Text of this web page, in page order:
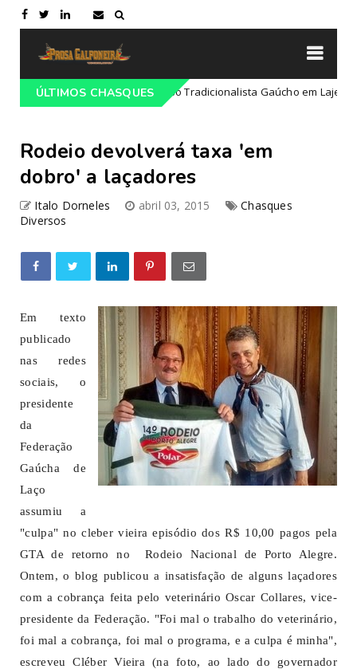
ÚLTIMOS CHASQUES
do 68º Congresso Tradicionalista Gaúcho em Lajeado-RS
Rodeio devolverá taxa 'em
dobro' a laçadores
Italo Dorneles abril 03, 2015
Chasques
Diversos
Em texto
publicado
nas redes
sociais, o
presidente
da
Federação
Gaúcha de
Laço
assumiu a
"culpa" no cleber vieira episódio dos R$ 10,00 pagos pela
GTA de retorno no Rodeio Nacional de Porto Alegre.
Ontem, o blog publicou a insatisfação de alguns laçadores
com a cobrança feita pelo veterinário Oscar Collares, vice-
presidente da Federação. "Foi mal o trabalho do veterinário,
foi mal a cobrança, foi mal o programa, e a culpa é minha",
escreveu Cléber Vieira (na foto, ao lado do governador